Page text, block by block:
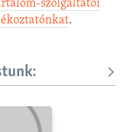
szolgáltatói
.